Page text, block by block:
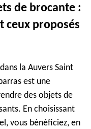
de brocante :
ceux proposés
la Auvers Saint
est une
des objets de
En choisissant
vous bénéficiez, en